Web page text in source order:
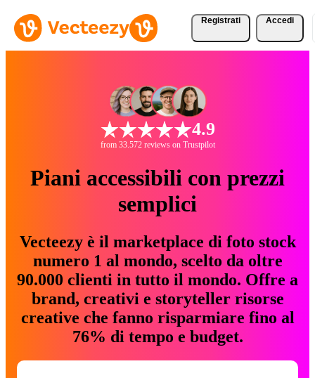
Registrati Accedi
4.9
from 33.572 reviews on Trustpilot
Piani accessibili con prezzi
semplici
Vecteezy è il marketplace di foto stock
numero 1 al mondo, scelto da oltre
90.000 clienti in tutto il mondo. Offre a
brand, creativi e storyteller risorse
creative che fanno risparmiare fino al
76% di tempo e budget.